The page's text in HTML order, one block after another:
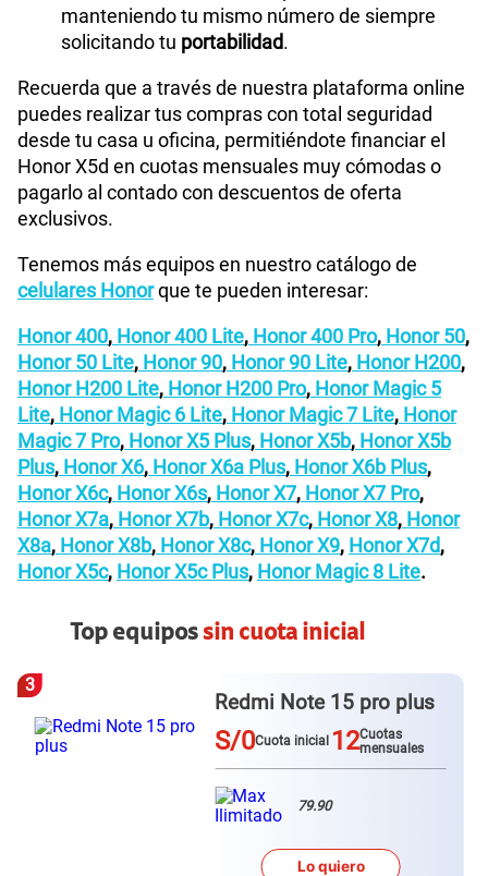
manteniendo tu mismo número de siempre
solicitando tu portabilidad.
Recuerda que a través de nuestra plataforma online
puedes realizar tus compras con total seguridad
desde tu casa u oficina, permitiéndote financiar el
Honor X5d en cuotas mensuales muy cómodas o
pagarlo al contado con descuentos de oferta
exclusivos.
Tenemos más equipos en nuestro catálogo de
celulares Honorque te pueden interesar:
Honor 400, Honor 400 Lite, Honor 400 Pro, Honor 50,
Honor 50 Lite, Honor 90, Honor 90 Lite, Honor H200,
Honor H200 Lite, Honor H200 Pro, Honor Magic 5
Lite, Honor Magic 6 Lite, Honor Magic 7 Lite, Honor
Magic 7 Pro, Honor X5 Plus, Honor X5b, Honor X5b
Plus, Honor X6, Honor X6a Plus, Honor X6b Plus,
Honor X6c, Honor X6s, Honor X7, Honor X7 Pro,
Honor X7a, Honor X7b, Honor X7c, Honor X8, Honor
X8a, Honor X8b, Honor X8c, Honor X9, Honor X7d,
Honor X5c, Honor X5c Plus, Honor Magic 8 Lite.
Top equipossin cuota inicial
3
Redmi Note 15 pro plus
S/0Cuota inicial 12Cuotas
mensuales
79.90
Lo quiero